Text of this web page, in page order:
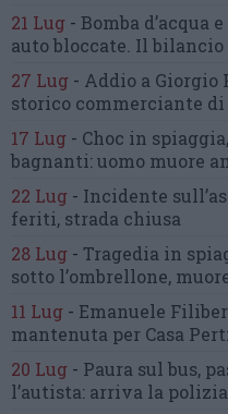
21 Lug - Bomba d’acqua
auto bloccate. Il bilancio
27 Lug - Addio a Giorgio
storico commerciante
17 Lug - Choc in spiaggia,
bagnanti:uomo muore
22 Lug - Incidente
feriti, strada chiusa
28 Lug - Tragedia in
sotto l’ombrellone,
11 Lug - Emanuele
mantenuta per Casa
20 Lug - Paura sul bus,
l’autista: arriva la polizia